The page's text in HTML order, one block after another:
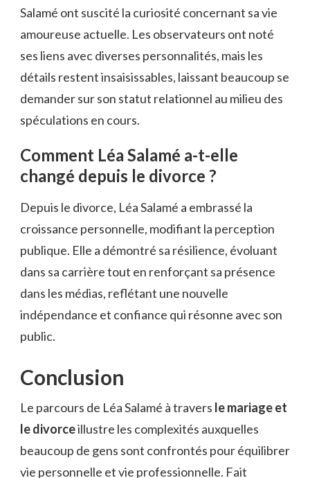
Salamé ont suscité la curiosité concernant sa vie
amoureuse actuelle. Les observateurs ont noté
ses liens avec diverses personnalités, mais les
détails restent insaisissables, laissant beaucoup se
demander sur son statut relationnel au milieu des
spéculations en cours.
Comment Léa Salamé a-t-elle
changé depuis le divorce ?
Depuis le divorce, Léa Salamé a embrassé la
croissance personnelle, modifiant la perception
publique. Elle a démontré sa résilience, évoluant
dans sa carrière tout en renforçant sa présence
dans les médias, reflétant une nouvelle
indépendance et confiance qui résonne avec son
public.
Conclusion
Le parcours de Léa Salamé à travers le mariage et
le divorceillustre les complexités auxquelles
beaucoup de gens sont confrontés pour équilibrer
vie personnelle et vie professionnelle. Fait